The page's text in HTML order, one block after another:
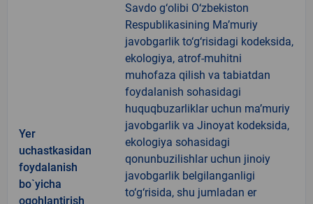
Yer
uchastkasidan
foydalanish
bo`yicha
ogohlantirish
Savdo g‘olibi O‘zbekiston
Respublikasining Ma’muriy
javobgarlik to‘g‘risidagi kodeksida,
ekologiya, atrof-muhitni
muhofaza qilish va tabiatdan
foydalanish sohasidagi
huquqbuzarliklar uchun ma’muriy
javobgarlik va Jinoyat kodeksida,
ekologiya sohasidagi
qonunbuzilishlar uchun jinoiy
javobgarlik belgilanganligi
to‘g‘risida, shu jumladan er